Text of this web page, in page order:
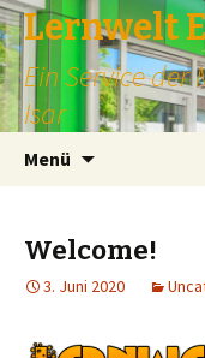
Lernwelt
Ein Service
Isar
Menü
Welcome!
3. Juni 2020